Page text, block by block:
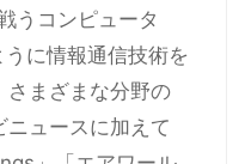
うコンピュータ
に情報通信技術を
さまざまな分野の
ュースに加えて